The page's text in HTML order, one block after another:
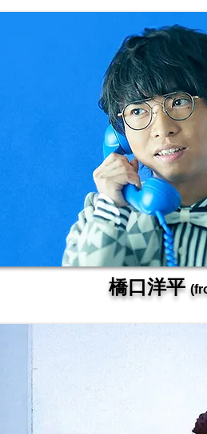
橋口洋平